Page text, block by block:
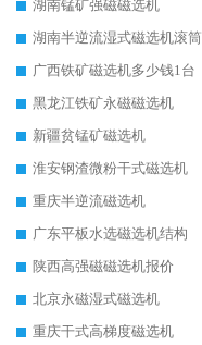
湖南锰矿强磁磁选机
湖南半逆流湿式磁选机滚筒
广西铁矿磁选机多少钱1台
黑龙江铁矿永磁磁选机
新疆贫锰矿磁选机
淮安钢渣微粉干式磁选机
重庆半逆流磁选机
广东平板水选磁选机结构
陕西高强磁磁选机报价
北京永磁湿式磁选机
重庆干式高梯度磁选机